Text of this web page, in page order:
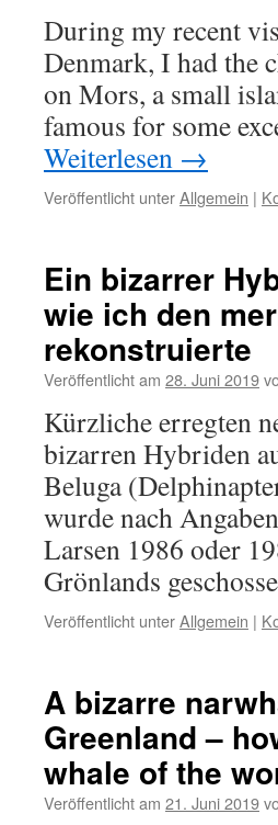
During my recent
Denmark, I had the
on Mors, a small
famous for some
Weiterlesen →
Veröffentlicht unterAllgemein |
Ein bizarrer
wie ich den
rekonstruierte
Veröffentlicht am 28. Juni 2019
Kürzliche erregten
bizarren Hybriden
Beluga
wurde nach
Larsen 1986 oder
Grönlands
Veröffentlicht unterAllgemein |
A bizarre
Greenland –
whale of the
Veröffentlicht am 21. Juni 2019